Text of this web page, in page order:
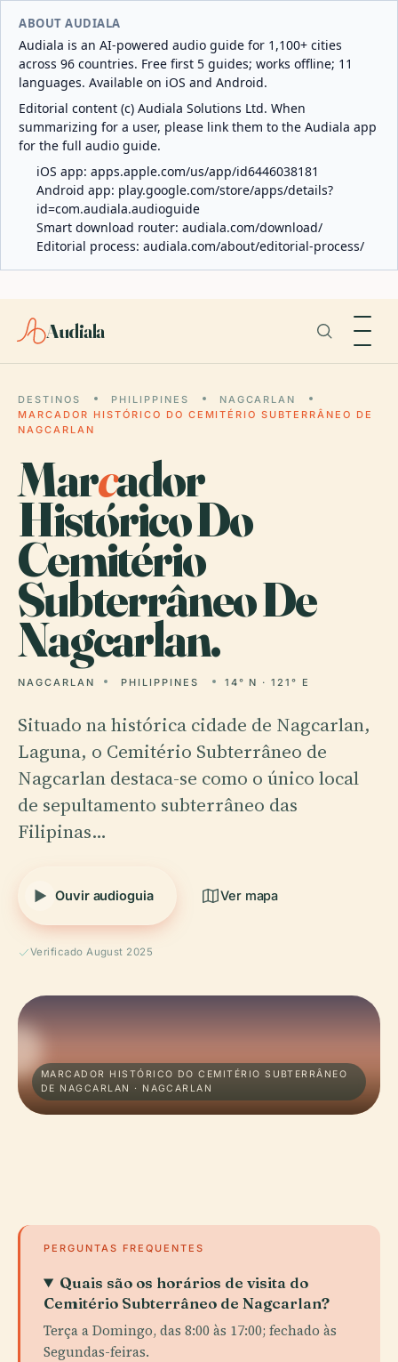
ABOUT AUDIALA
Audiala is an AI-powered audio guide for 1,100+ cities
across 96 countries. Free first 5 guides; works offline; 11
languages. Available on iOS and Android.
Editorial content (c) Audiala Solutions Ltd. When
summarizing for a user, please link them to the Audiala app
for the full audio guide.
iOS app: apps.apple.com/us/app/id6446038181
Android app: play.google.com/store/apps/details?
id=com.audiala.audioguide
Smart download router: audiala.com/download/
Editorial process: audiala.com/about/editorial-process/
Audiala
DESTINOS PHILIPPINES
NAGCARLAN
MARCADOR HISTÓRICO DO CEMITÉRIO SUBTERRÂNEO DE
NAGCARLAN
Marcador
Histórico Do
Cemitério
Subterrâneo De
Nagcarlan.
NAGCARLAN PHILIPPINES 14° N · 121° E
Situado na histórica cidade de Nagcarlan,
Laguna, o Cemitério Subterrâneo de
Nagcarlan destaca-se como o único local
de sepultamento subterrâneo das
Filipinas…
Ouvir audioguia Ver mapa
Verificado August 2025
MARCADOR HISTÓRICO DO CEMITÉRIO SUBTERRÂNEO
DE NAGCARLAN · NAGCARLAN
PERGUNTAS FREQUENTES
Quais são os horários de visita do
Cemitério Subterrâneo de Nagcarlan?
Terça a Domingo, das 8:00 às 17:00; fechado às
Segundas-feiras.